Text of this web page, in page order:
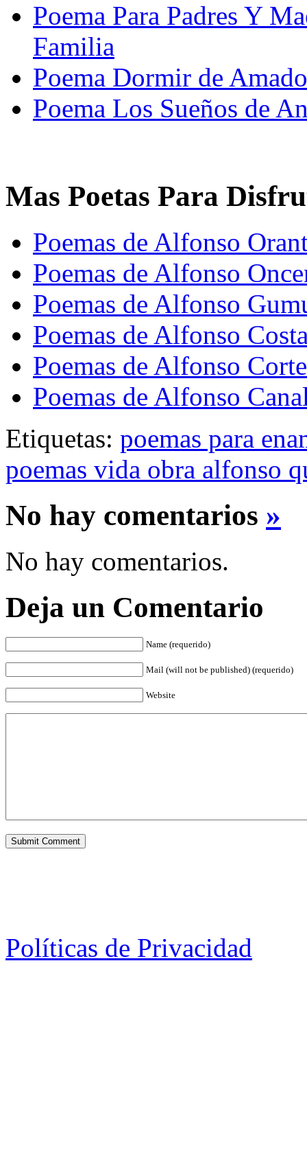
Poema Para Padres Y
Familia
Poema Dormir de
Poema Los Sueños de
Mas Poetas Para
Poemas de Alfonso
Poemas de Alfonso
Poemas de Alfonso
Poemas de Alfonso
Poemas de Alfonso
Poemas de Alfonso
Etiquetas: poemas para
poemas vida obra alfonso
No hay comentarios »
No hay comentarios.
Deja un Comentario
Name (requerido)
Mail (will not be published) (requerido)
Website
Políticas de Privacidad